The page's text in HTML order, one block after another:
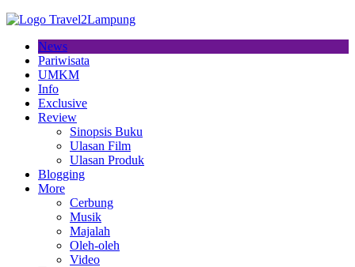
News
Pariwisata
UMKM
Info
Exclusive
Review
Sinopsis Buku
Ulasan Film
Ulasan Produk
Blogging
More
Cerbung
Musik
Majalah
Oleh-oleh
Video